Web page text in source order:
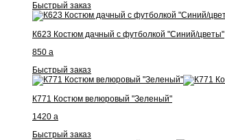
Быстрый заказ
К623 Костюм дачный с футболкой "Синий/цветы"
850 a
Быстрый заказ
К771 Костюм велюровый "Зеленый"
1420 a
Быстрый заказ